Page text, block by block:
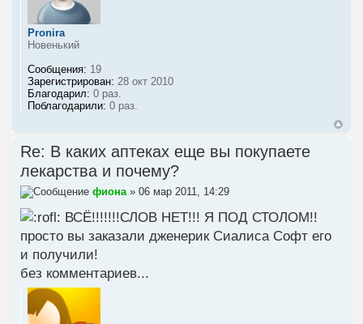
Pronira
Новенький
Сообщения: 19
Зарегистрирован: 28 окт 2010
Благодарил: 0 раз.
Поблагодарили: 0 раз.
Re: В каких аптеках еще вы покупаете
лекарства и почему?
фиона » 06 мар 2011, 14:29
ВСЁ!!!!!!!СЛОВ НЕТ!!! Я ПОД СТОЛОМ!!
просто вы заказали дженерик Сиалиса Софт его
и получили!
без комментариев...